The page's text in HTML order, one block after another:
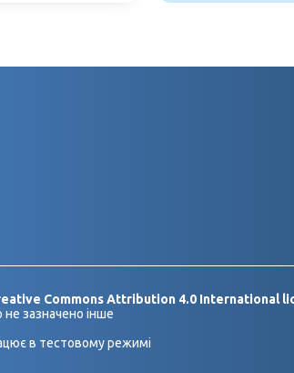
Commons Attribution 4.0 International
зазначено інше
в тестовому режимі